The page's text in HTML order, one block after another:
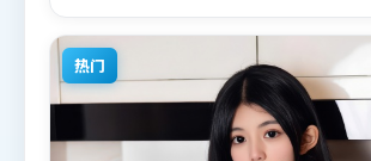
题材的观众观看。
热门